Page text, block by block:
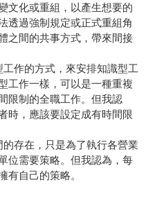
文化或重組，以產生想要的
透過強制規定或正式重組角
之間的共事方式，帶來間接
作的方式，來安排知識型工
工作一樣，可以是一種重複
限制的全職工作。但我認
時，應該要設定成有時間限
存在，只是為了執行各營業
位需要策略。但我認為，每
有自己的策略。